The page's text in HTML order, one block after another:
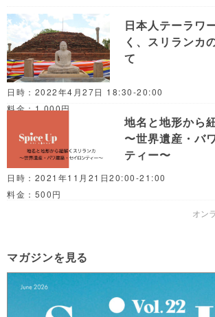
日本人テーラワ
く、スリランカ
て
日時：2022年4月27日 18:30-20:00
料金：1,000円
地名と地形から
〜世界遺産・バ
ティー〜
日時：2021年11月21日20:00-21:00
料金：500円
オン
マガジンを見る